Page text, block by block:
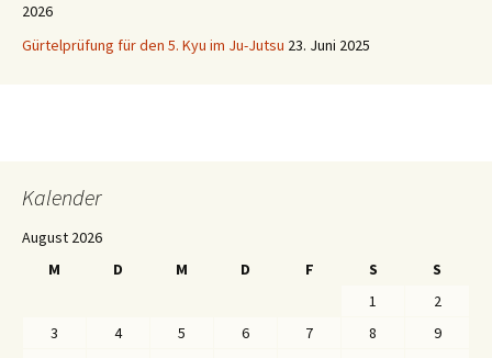
2026
Gürtelprüfung für den 5. Kyu im Ju-Jutsu 23. Juni 2025
Kalender
August 2026
M
D M D F S
S
1
2
3
4 5 6 7 8
9